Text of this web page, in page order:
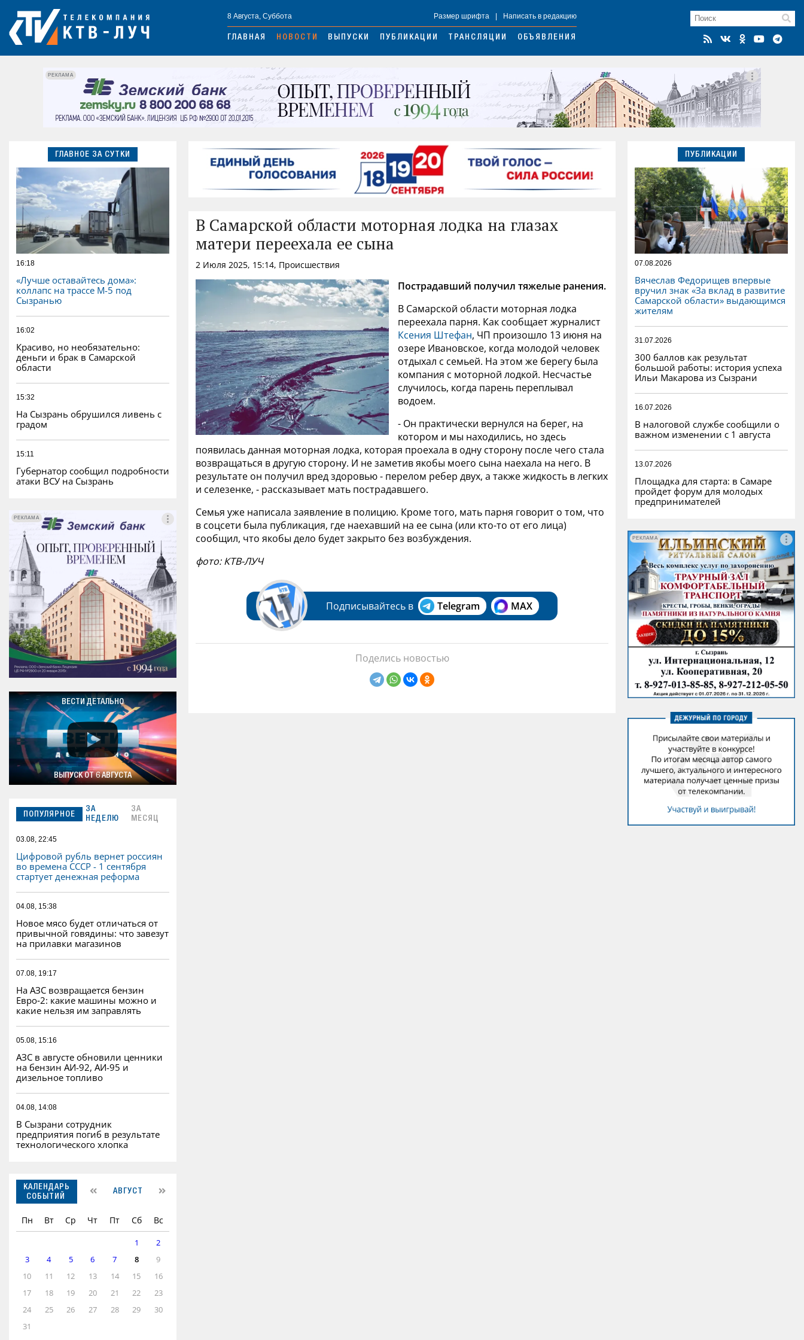
8 Августа, Суббота Размер шрифта Написать в редакцию
ГЛАВНАЯ НОВОСТИ ВЫПУСКИ ПУБЛИКАЦИИ ТРАНСЛЯЦИИ ОБЪЯВЛЕНИЯ
РЕКЛАМА
ГЛАВНОЕ ЗА СУТКИ
16:18
«Лучше оставайтесь дома»:
коллапс на трассе М-5 под
Сызранью
16:02
Красиво, но необязательно:
деньги и брак в Самарской
области
15:32
На Сызрань обрушился ливень с
градом
15:11
Губернатор сообщил подробности
атаки ВСУ на Сызрань
РЕКЛАМА
РЕКЛАМА
ВЕСТИ ДЕТАЛЬНО
ВЫПУСК ОТ 6 АВГУСТА
ПОПУЛЯРНОЕ
ЗА
НЕДЕЛЮ
ЗА
МЕСЯЦ
03.08, 22:45
Цифровой рубль вернет россиян
во времена СССР - 1 сентября
стартует денежная реформа
04.08, 15:38
Новое мясо будет отличаться от
привычной говядины: что завезут
на прилавки магазинов
07.08, 19:17
На АЗС возвращается бензин
Евро‑2: какие машины можно и
какие нельзя им заправлять
05.08, 15:16
АЗС в августе обновили ценники
на бензин АИ-92, АИ-95 и
дизельное топливо
04.08, 14:08
В Сызрани сотрудник
предприятия погиб в результате
технологического хлопка
КАЛЕНДАРЬ
СОБЫТИЙ
АВГУСТ
Пн Вт Ср Чт Пт Сб Вс
1
2
3
4 5 6 7 8
9
10
11 12 13 14 15
16
17
18 19 20 21 22
23
24
25 26 27 28 29
30
31
В Самарской области моторная лодка на глазах
матери переехала ее сына
2 Июля 2025, 15:14, Происшествия
Пострадавший получил тяжелые ранения.
В Самарской области моторная лодка
переехала парня. Как сообщает журналист
Ксения Штефан, ЧП произошло 13 июня на
озере Ивановское, когда молодой человек
отдыхал с семьей. На этом же берегу была
компания с моторной лодкой. Несчастье
случилось, когда парень переплывал
водоем.
- Он практически вернулся на берег, на
котором и мы находились, но здесь
появилась данная моторная лодка, которая проехала в одну сторону после чего стала
возвращаться в другую сторону. И не заметив якобы моего сына наехала на него. В
результате он получил вред здоровью - перелом ребер двух, а также жидкость в легких
и селезенке, - рассказывает мать пострадавшего.
Семья уже написала заявление в полицию. Кроме того, мать парня говорит о том, что
в соцсети была публикация, где наехавший на ее сына (или кто-то от его лица)
сообщил, что якобы дело будет закрыто без возбуждения.
фото: КТВ-ЛУЧ
Подписывайтесь в Telegram MAX
Поделись новостью
ПУБЛИКАЦИИ
07.08.2026
Вячеслав Федорищев впервые
вручил знак «За вклад в развитие
Самарской области» выдающимся
жителям
31.07.2026
300 баллов как результат
большой работы: история успеха
Ильи Макарова из Сызрани
16.07.2026
В налоговой службе сообщили о
важном изменении с 1 августа
13.07.2026
Площадка для старта: в Самаре
пройдет форум для молодых
предпринимателей
РЕКЛАМА